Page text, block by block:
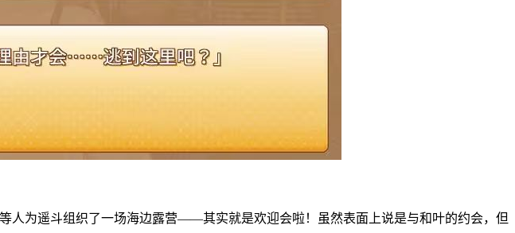
人为遥斗组织了一场海边露营——其实就是欢迎会啦！虽然表面上说是与和叶的约会，但